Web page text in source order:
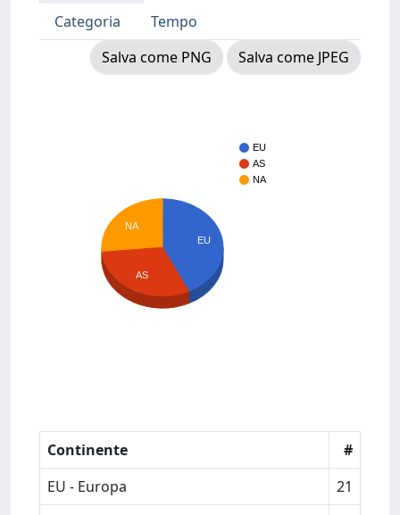
Categoria
Tempo
Salva come PNG
Salva come JPEG
EU
AS
NA
EU
NA
AS
Continente
#
EU - Europa
21